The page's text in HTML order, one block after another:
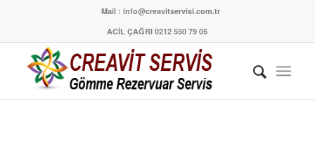
Mail : info@creavitservisi.com.tr
ACİL ÇAĞRI 0212 550 79 05